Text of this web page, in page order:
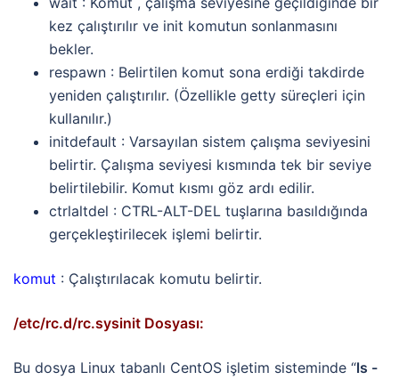
kez çalıştırılır ve init komutun sonlanmasını
bekler.
respawn : Belirtilen komut sona erdiği takdirde
yeniden çalıştırılır. (Özellikle getty süreçleri için
kullanılır.)
initdefault : Varsayılan sistem çalışma seviyesini
belirtir. Çalışma seviyesi kısmında tek bir seviye
belirtilebilir. Komut kısmı göz ardı edilir.
ctrlaltdel : CTRL-ALT-DEL tuşlarına basıldığında
gerçekleştirilecek işlemi belirtir.
komut : Çalıştırılacak komutu belirtir.
/etc/rc.d/rc.sysinit Dosyası:
Bu dosya Linux tabanlı CentOS işletim sisteminde “ls -